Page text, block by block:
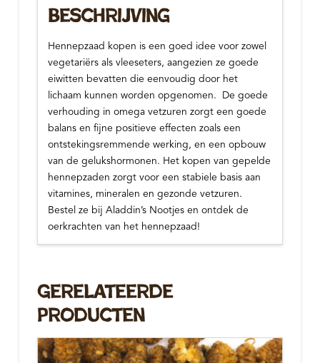
Beschrijving
Hennepzaad kopen is een goed idee voor zowel
vegetariërs als vleeseters, aangezien ze goede
eiwitten bevatten die eenvoudig door het
lichaam kunnen worden opgenomen. De goede
verhouding in omega vetzuren zorgt een goede
balans en fijne positieve effecten zoals een
ontstekingsremmende werking, en een opbouw
van de gelukshormonen. Het kopen van gepelde
hennepzaden zorgt voor een stabiele basis aan
vitamines, mineralen en gezonde vetzuren.
Bestel ze bij Aladdin’s Nootjes en ontdek de
oerkrachten van het hennepzaad!
Gerelateerde
Producten